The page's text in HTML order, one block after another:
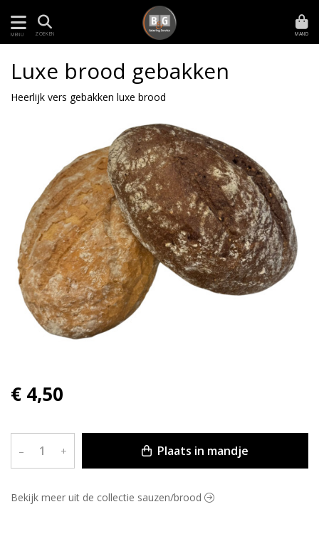
MENU ZOEKEN MAND
Luxe brood gebakken
Heerlijk vers gebakken luxe brood
€ 4,50
– + Plaats in mandje
Bekijk meer uit de collectie sauzen/brood